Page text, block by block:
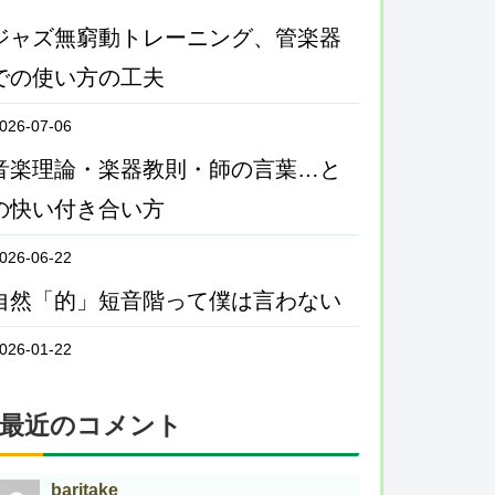
ャズ無窮動トレーニング、管楽器
の使い方の工夫
07-06
楽理論・楽器教則・師の言葉…と
快い付き合い方
06-22
然「的」短音階って僕は言わない
01-22
最近のコメント
baritake